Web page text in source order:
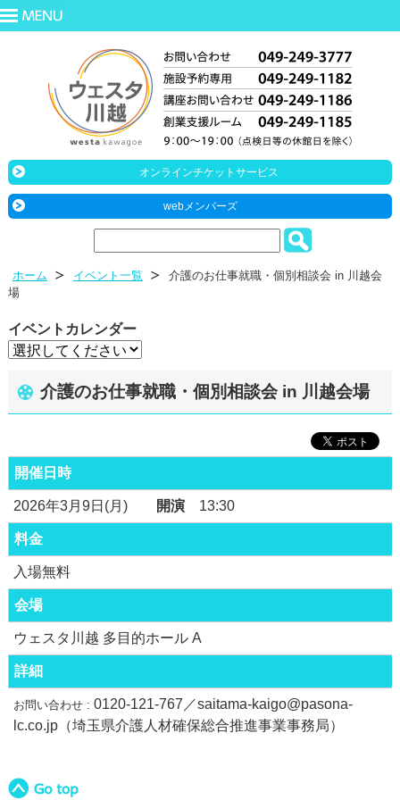
オンラインチケットサービス
webメンバーズ
ホーム イベント一覧
介護のお仕事就職・個別相談会 in 川越会
場
イベントカレンダー
介護のお仕事就職・個別相談会 in 川越会場
開催日時
2026年3月9日(月) 開演13:30
料金
入場無料
会場
ウェスタ川越 多目的ホール A
詳細
お問い合わせ : 0120-121-767／saitama-kaigo@pasona-
lc.co.jp（埼玉県介護人材確保総合推進事業事務局）